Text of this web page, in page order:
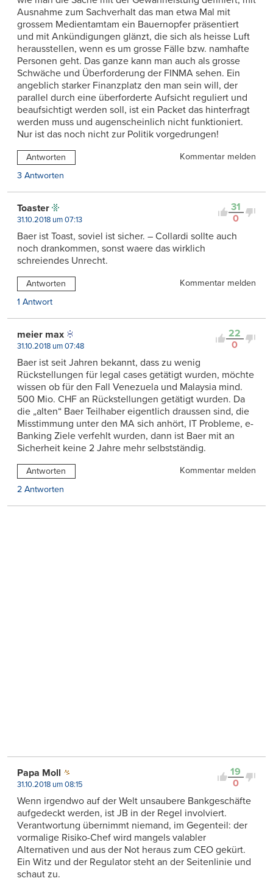
Ausnahme zum Sachverhalt das man etwa Mal mit
grossem Medientamtam ein Bauernopfer präsentiert
und mit Ankündigungen glänzt, die sich als heisse Luft
herausstellen, wenn es um grosse Fälle bzw. namhafte
Personen geht. Das ganze kann man auch als grosse
Schwäche und Überforderung der FINMA sehen. Ein
angeblich starker Finanzplatz den man sein will, der
parallel durch eine überforderte Aufsicht reguliert und
beaufsichtigt werden soll, ist ein Packet das hinterfragt
werden muss und augenscheinlich nicht funktioniert.
Nur ist das noch nicht zur Politik vorgedrungen!
Antworten
Kommentar melden
3 Antworten
31
0
Toaster
31.10.2018 um 07:13
Baer ist Toast, soviel ist sicher. – Collardi sollte auch
noch drankommen, sonst waere das wirklich
schreiendes Unrecht.
Antworten
Kommentar melden
1 Antwort
22
0
meier max
31.10.2018 um 07:48
Baer ist seit Jahren bekannt, dass zu wenig
Rückstellungen für legal cases getätigt wurden, möchte
wissen ob für den Fall Venezuela und Malaysia mind.
500 Mio. CHF an Rückstellungen getätigt wurden. Da
die „alten“ Baer Teilhaber eigentlich draussen sind, die
Misstimmung unter den MA sich anhört, IT Probleme, e-
Banking Ziele verfehlt wurden, dann ist Baer mit an
Sicherheit keine 2 Jahre mehr selbstständig.
Antworten
Kommentar melden
2 Antworten
19
0
Papa Moll
31.10.2018 um 08:15
Wenn irgendwo auf der Welt unsaubere Bankgeschäfte
aufgedeckt werden, ist JB in der Regel involviert.
Verantwortung übernimmt niemand, im Gegenteil: der
vormalige Risiko-Chef wird mangels valabler
Alternativen und aus der Not heraus zum CEO gekürt.
Ein Witz und der Regulator steht an der Seitenlinie und
schaut zu.